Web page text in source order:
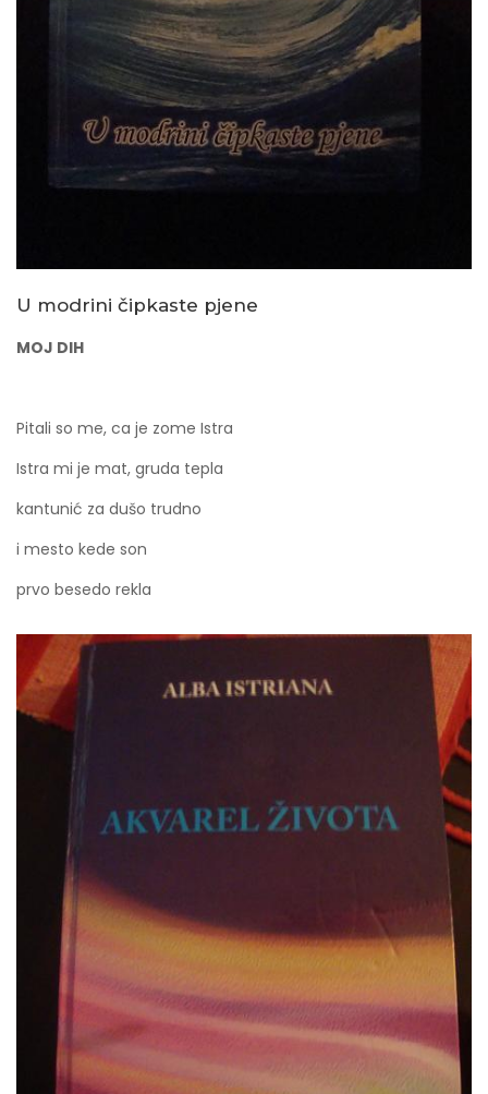
U modrini čipkaste pjene
MOJ DIH
Pitali so me, ca je zome Istra
Istra mi je mat, gruda tepla
kantunić za dušo trudno
i mesto kede son
prvo besedo rekla